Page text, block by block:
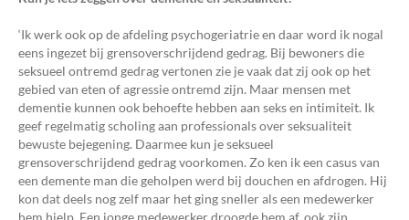
‘Ik werk ook op de afdeling psychogeriatrie en daar word ik nogal
eens ingezet bij grensoverschrijdend gedrag. Bij bewoners die
seksueel ontremd gedrag vertonen zie je vaak dat zij ook op het
gebied van eten of agressie ontremd zijn. Maar mensen met
dementie kunnen ook behoefte hebben aan seks en intimiteit. Ik
geef regelmatig scholing aan professionals over seksualiteit
bewuste bejegening. Daarmee kun je seksueel
grensoverschrijdend gedrag voorkomen. Zo ken ik een casus van
een demente man die geholpen werd bij douchen en afdrogen. Hij
kon dat deels nog zelf maar het ging sneller als een medewerker